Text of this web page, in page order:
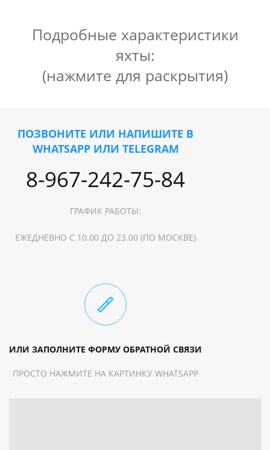
Подробные характеристики
яхты:
(нажмите для раскрытия)
Осадка: 1 м
Максимально пассажиров: 11 чел.
ПОЗВОНИТЕ ИЛИ НАПИШИТЕ В
WHATSAPP ИЛИ TELEGRAM
8-967-242-75-84
ГРАФИК РАБОТЫ:
ЕЖЕДНЕВНО С 10.00 ДО 23.00 (ПО МОСКВЕ)
ИЛИ ЗАПОЛНИТЕ ФОРМУ ОБРАТНОЙ СВЯЗИ
ПРОСТО НАЖМИТЕ НА КАРТИНКУ WHATSAPP